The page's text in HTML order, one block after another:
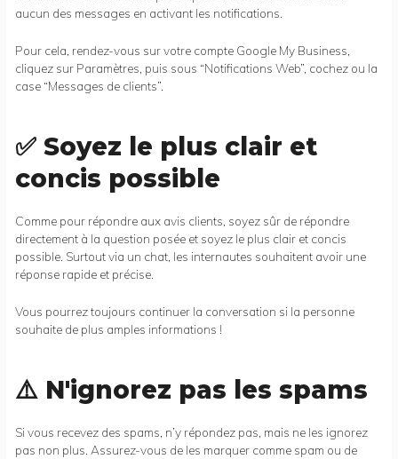
aucun des messages en activant les notifications.
Pour cela, rendez-vous sur votre compte Google My Business,
cliquez sur Paramètres, puis sous “Notifications Web”, cochez ou la
case “Messages de clients”.
✅ Soyez le plus clair et
concis possible
Comme pour répondre aux avis clients, soyez sûr de répondre
directement à la question posée et soyez le plus clair et concis
possible. Surtout via un chat, les internautes souhaitent avoir une
réponse rapide et précise.
Vous pourrez toujours continuer la conversation si la personne
souhaite de plus amples informations !
⚠️ N'ignorez pas les spams
Si vous recevez des spams, n’y répondez pas, mais ne les ignorez
pas non plus. Assurez-vous de les marquer comme spam ou de